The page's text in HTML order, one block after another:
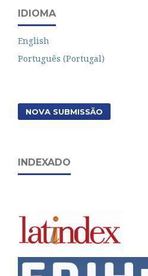
IDIOMA
English
Português (Portugal)
NOVA SUBMISSÃO
INDEXADO